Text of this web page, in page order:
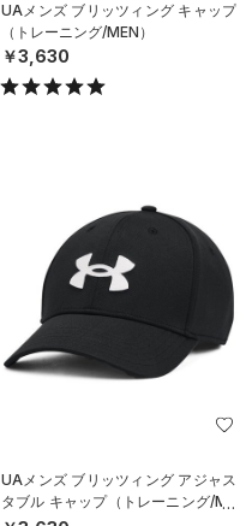
UAメンズ ブリッツィング キャップ
（トレーニング/MEN）
￥3,630
UAメンズ ブリッツィング アジャス
タブル キャップ（トレーニング/ME